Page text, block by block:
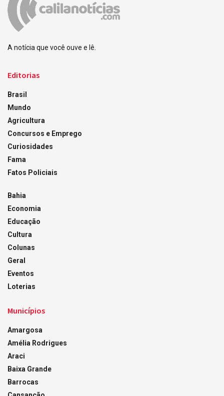
A notícia que você ouve e lê.
Editorias
Brasil
Mundo
Agricultura
Concursos e Emprego
Curiosidades
Fama
Fatos Policiais
Bahia
Economia
Educação
Cultura
Colunas
Geral
Eventos
Loterias
Municípios
Amargosa
Amélia Rodrigues
Araci
Baixa Grande
Barrocas